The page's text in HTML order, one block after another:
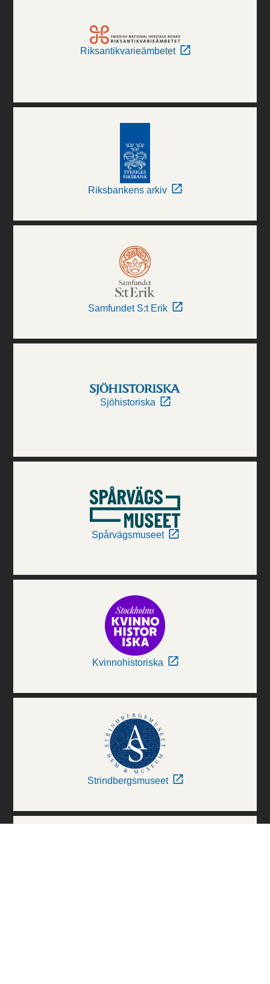
Riksantikvarieämbetet
Riksbankens arkiv
Samfundet S:t Erik
Sjöhistoriska
Spårvägsmuseet
Kvinnohistoriska
Strindbergsmuseet